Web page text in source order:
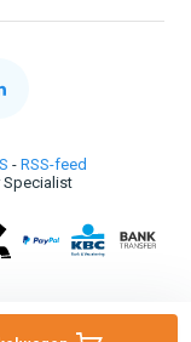
- RSS-feed
Specialist